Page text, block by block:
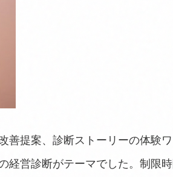
提案、診断ストーリーの体験ワ
営診断がテーマでした。制限